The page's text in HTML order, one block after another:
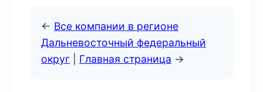
← Все компании в регионе
Дальневосточный федеральный
округ
Главная страница →